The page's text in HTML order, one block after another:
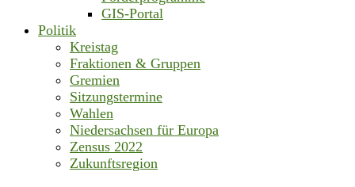
GIS-Portal
Politik
Kreistag
Fraktionen & Gruppen
Gremien
Sitzungstermine
Wahlen
Niedersachsen für Europa
Zensus 2022
Zukunftsregion